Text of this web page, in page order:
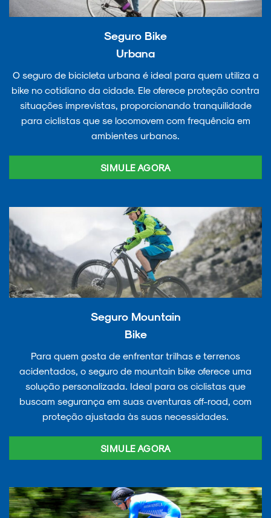
Seguro Bike
Urbana
O seguro de bicicleta urbana é ideal para quem utiliza a
bike no cotidiano da cidade. Ele oferece proteção contra
situações imprevistas, proporcionando tranquilidade
para ciclistas que se locomovem com frequência em
ambientes urbanos.
SIMULE AGORA
Seguro Mountain
Bike
Para quem gosta de enfrentar trilhas e terrenos
acidentados, o seguro de mountain bike oferece uma
solução personalizada. Ideal para os ciclistas que
buscam segurança em suas aventuras off-road, com
proteção ajustada às suas necessidades.
SIMULE AGORA